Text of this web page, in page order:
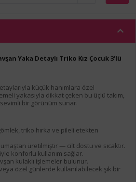
Yaka Detaylı Triko Kız Çocuk 3’lü
küçük hanımlara özel
yakasıyla dikkat çeken bu üçlü takım,
bir görünüm sunar.
gömlek, triko hırka ve pileli etekten
üretilmiştir — cilt dostu ve sıcaktır.
konforlu kullanım sağlar.
kulaklı işlemeler bulunur.
özel günlerde kullanılabilecek şık bir